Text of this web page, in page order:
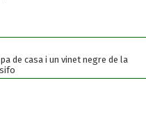
de casa i un vinet negre de la